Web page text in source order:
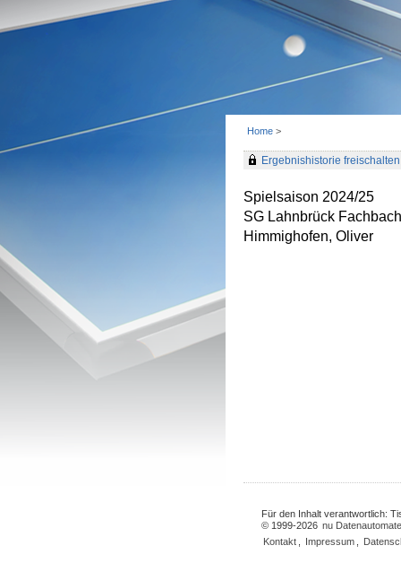
Home >
Ergebnishistorie freischalten
Spielsaison 2024/25
SG Lahnbrück Fachbach
Himmighofen, Oliver
Für den Inhalt verantwortlich:
© 1999-2026 nu
Kontakt
Impressum